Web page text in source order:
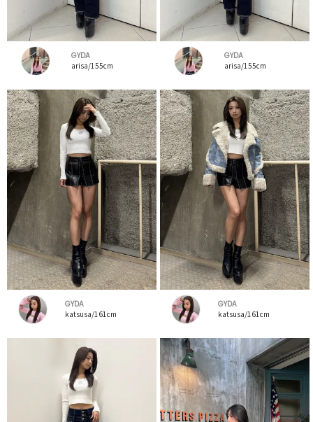
GYDA
arisa/155cm
GYDA
arisa/155cm
GYDA
katsusa/161cm
GYDA
katsusa/161cm